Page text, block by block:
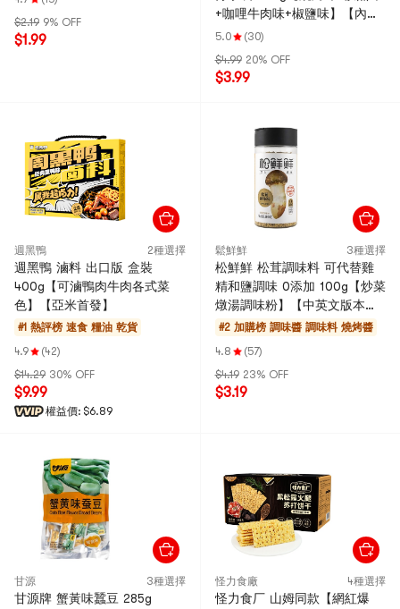
$2.19 9% OFF
$1.99
+咖哩牛肉味+椒鹽味】【內蒙
古特產】
5.0
(30)
$4.99 20% OFF
$3.99
週黑鴨 2種選擇
週黑鴨 滷料 出口版 盒裝
400g【可滷鴨肉牛肉各式菜
色】【亞米首發】
#1 熱評榜 速食 糧油 乾貨
4.9
(42)
$14.29 30% OFF
$9.99
權益價: $6.89
鬆鮮鮮 3種選擇
松鮮鮮 松茸調味料 可代替雞
精和鹽調味 0添加 100g【炒菜
燉湯調味粉】【中英文版本隨
機發】
#2 加購榜調味醬 調味料 燒烤醬
4.8
(57)
$4.19 23% OFF
$3.19
甘源 3種選擇
甘源牌 蟹黃味蠶豆 285g
怪力食廠 4種選擇
怪力食厂 山姆同款【網紅爆